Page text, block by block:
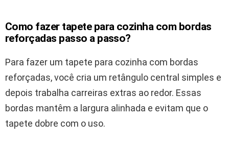
Como fazer tapete para cozinha com bordas
reforçadas passo a passo?
Para fazer um tapete para cozinha com bordas
reforçadas, você cria um retângulo central simples e
depois trabalha carreiras extras ao redor. Essas
bordas mantêm a largura alinhada e evitam que o
tapete dobre com o uso.